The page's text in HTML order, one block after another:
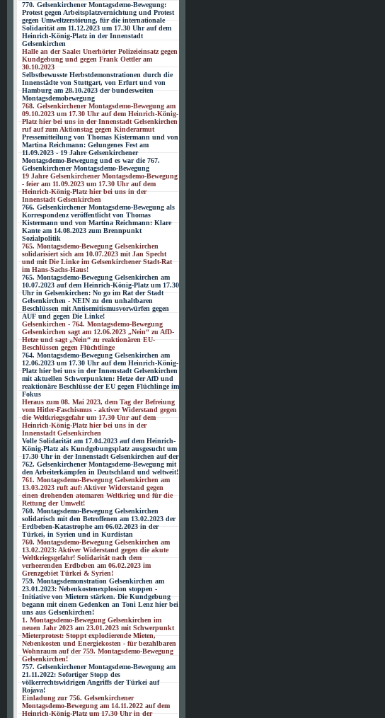
770. Gelsenkirchener Montagsdemo-Bewegung:
Protest gegen Arbeitsplatzvernichtung und Protest
gegen Umweltzerstörung, für die internationale
Solidarität am 11.12.2023 um 17.30 Uhr auf dem
Heinrich-König-Platz in der Innenstadt
Gelsenkirchen
Halle an der Saale: Unerhörter Polizeieinsatz gegen
Kundgebung und gegen Frank Oettler am
30.10.2023
Selbstbewusste Herbstdemonstrationen durch die
Innenstädte von Stuttgart, von Erfurt und von
Hamburg am 28.10.2023 der bundesweiten
Montagsdemobewegung
768. Gelsenkirchener Montagsdemo-Bewegung am
09.10.2023 um 17.30 Uhr auf dem Heinrich-König-
Platz hier bei uns in der Innenstadt Gelsenkirchen
ruf auf zum Aktionstag gegen Kinderarmut
Pressemitteilung von Thomas Kistermann und von
Martina Reichmann: Gelungenes Fest am
11.09.2023 - 19 Jahre Gelsenkirchener
Montagsdemo-Bewegung und es war die 767.
Gelsenkirchener Montagsdemo-Bewegung
19 Jahre Gelsenkirchener Montagsdemo-Bewegung
- feier am 11.09.2023 um 17.30 Uhr auf dem
Heinrich-König-Platz hier bei uns in der
Innenstadt Gelsenkirchen
766. Gelsenkirchener Montagsdemo-Bewegung als
Korrespondenz veröffentlicht von Thomas
Kistermann und von Martina Reichmann: Klare
Kante am 14.08.2023 zum Brennpunkt
Sozialpolitik
765. Montagsdemo-Bewegung Gelsenkirchen
solidarisiert sich am 10.07.2023 mit Jan Specht
und mit Die Linke im Gelsenkirchener Stadt-Rat
im Hans-Sachs-Haus!
765. Montagsdemo-Bewegung Gelsenkirchen am
10.07.2023 auf dem Heinrich-König-Platz um 17.30
Uhr in Gelsenkirchen: No go im Rat der Stadt
Gelsenkirchen - NEIN zu den unhaltbaren
Beschlüssen mit Antisemitismusvorwürfen gegen
AUF und gegen Die Linke!
Gelsenkirchen - 764. Montagsdemo-Bewegung
Gelsenkirchen sagt am 12.06.2023 „Nein“ zu AfD-
Hetze und sagt „Nein“ zu reaktionären EU-
Beschlüssen gegen Flüchtlinge
764. Montagsdemo-Bewegung Gelsenkirchen am
12.06.2023 um 17.30 Uhr auf dem Heinrich-König-
Platz hier bei uns in der Innenstadt Gelsenkirchen
mit aktuellen Schwerpunkten: Hetze der AfD und
reaktionäre Beschlüsse der EU gegen Flüchlinge im
Fokus
Heraus zum 08. Mai 2023, dem Tag der Befreiung
vom Hitler-Faschismus - aktiver Widerstand gegen
die Weltkriegsgefahr um 17.30 Unr auf dem
Heinrich-König-Platz hier bei uns in der
Innenstadt Gelsenkirchen
Volle Solidarität am 17.04.2023 auf dem Heinrich-
König-Platz als Kundgebungsplatz ausgesucht um
17.30 Uhr in der Innenstadt Gelsenkirchen auf der
762. Gelsenkirchener Montagsdemo-Bewegung mit
den Arbeiterkämpfen in Deutschland und weltweit!
761. Montagsdemo-Bewegung Gelsenkirchen am
13.03.2023 ruft auf: Aktiver Widerstand gegen
einen drohenden atomaren Weltkrieg und für die
Rettung der Umwelt!
760. Montagsdemo-Bewegung Gelsenkirchen
solidarisch mit den Betroffenen am 13.02.2023 der
Erdbeben-Katastrophe am 06.02.2023 in der
Türkei, in Syrien und in Kurdistan
760. Montagsdemo-Bewegung Gelsenkirchen am
13.02.2023: Aktiver Widerstand gegen die akute
Weltkriegsgefahr! Solidarität nach dem
verheerenden Erdbeben am 06.02.2023 im
Grenzgebiet Türkei & Syrien!
759. Montagsdemonstration Gelsenkirchen am
23.01.2023: Nebenkostenexplosion stoppen -
Initiative von Mietern stärken. Die Kundgebung
begann mit einem Gedenken an Toni Lenz hier bei
uns aus Gelsenkirchen!
1. Montagsdemo-Bewegung Gelsenkirchen im
neuen Jahr 2023 am 23.01.2023 mit Schwerpunkt
Mieterprotest: Stoppt explodierende Mieten,
Nebenkosten und Energiekosten - für bezahlbaren
Wohnraum auf der 759. Montagsdemo-Bewegung
Gelsenkirchen!
757. Gelsenkirchener Montagsdemo-Bewegung am
21.11.2022: Sofortiger Stopp des
völkerrechtswidrigen Angriffs der Türkei auf
Rojava!
Einladung zur 756. Gelsenkirchener
Montagsdemo-Bewegung am 14.11.2022 auf dem
Heinrich-König-Platz um 17.30 Uhr in der